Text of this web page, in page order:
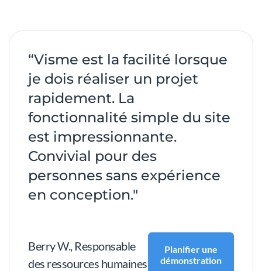
“Visme est la facilité lorsque
je dois réaliser un projet
rapidement. La
fonctionnalité simple du site
est impressionnante.
Convivial pour des
personnes sans expérience
en conception."
Berry W. , Responsable
des ressources humaines
Planifier une
démonstration